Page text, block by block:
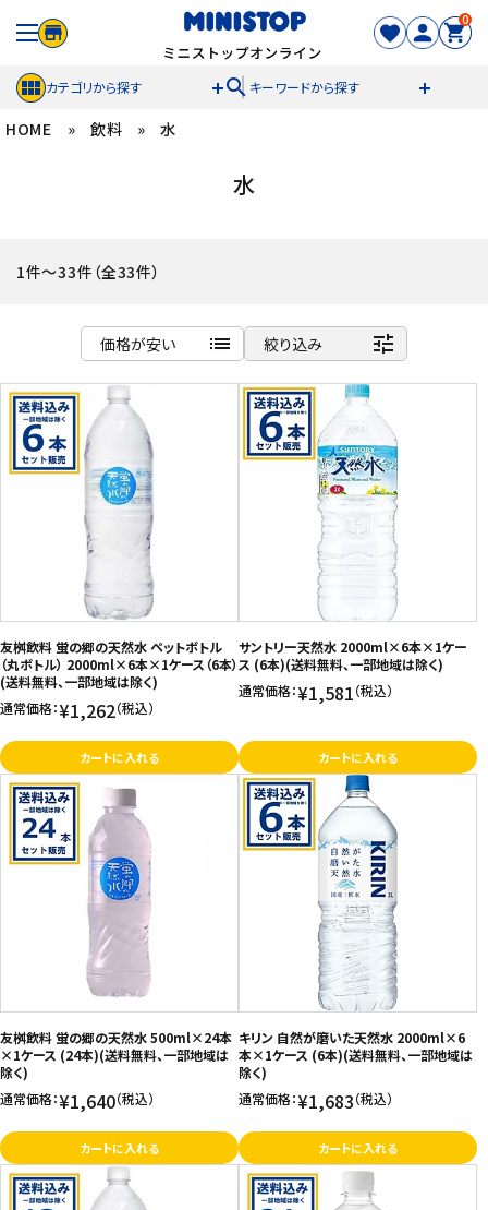
0
カテゴリから探す search キーワードから探す
ACCOUNT MENU
セール商品
カテゴリから探す
スイーツ
お菓子
飲料
酒類
日用品
セール
フードロス
ペット用品
SHOP GUIDE
ご利用ガイド
お問い合わせ
特定商取引法表示について
プライバシーポリシー
利用規約
会社概要
HOME » 飲料 » 水
水
1件～33件（全33件）
価格が安い list
商品名
新着順
発売日順
価格が安い
価格が高い
お気に入り登録数
絞り込み tune
友桝飲料 蛍の郷の天然水 ペットボトル
（丸ボトル） 2000ml×6本×1ケース（6本）
(送料無料、一部地域は除く)
通常価格：¥1,262（税込）
カートに入れる
サントリー天然水 2000ml×6本×1ケー
ス (6本)(送料無料、一部地域は除く)
通常価格：¥1,581（税込）
カートに入れる
友桝飲料 蛍の郷の天然水 500ml×24本
×1ケース (24本)(送料無料、一部地域は
除く)
通常価格：¥1,640（税込）
カートに入れる
キリン 自然が磨いた天然水 2000ml×6
本×1ケース (6本)(送料無料、一部地域は
除く)
通常価格：¥1,683（税込）
カートに入れる